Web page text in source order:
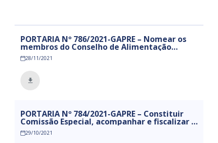
PORTARIA Nº 786/2021-GAPRE – Nomear os
membros do Conselho de Alimentação
Escolar – CAE do município de
Mamanguape/PB, para o quadriênio de
28/11/2021 a 27/11/2025.
28/11/2021
PORTARIA Nº 784/2021-GAPRE – Constituir
Comissão Especial, acompanhar e fiscalizar a
execução dos recursos remanescentes da Lei
Aldir Blanc.
29/10/2021